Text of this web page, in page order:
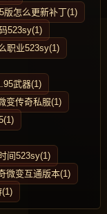
版怎么更新补丁(1)
523sy(1)
职业523sy(1)
武器(1)
变传奇私服(1)
间523sy(1)
微变互通版本(1)